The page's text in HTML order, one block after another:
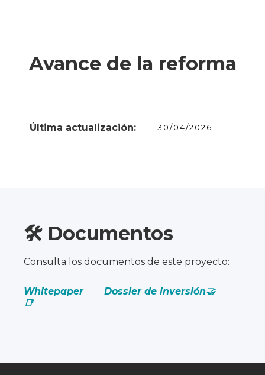
Avance de la reforma
Última actualización: 30/04/2026
🛠️ Documentos
Consulta los documentos de este proyecto:
Whitepaper
📑
Dossier de inversión🤝